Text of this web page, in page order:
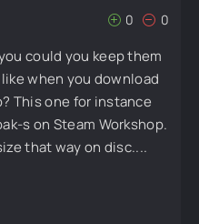
0 0
could you keep them
when you download
This one for instance
s on Steam Workshop.
that way on disc....